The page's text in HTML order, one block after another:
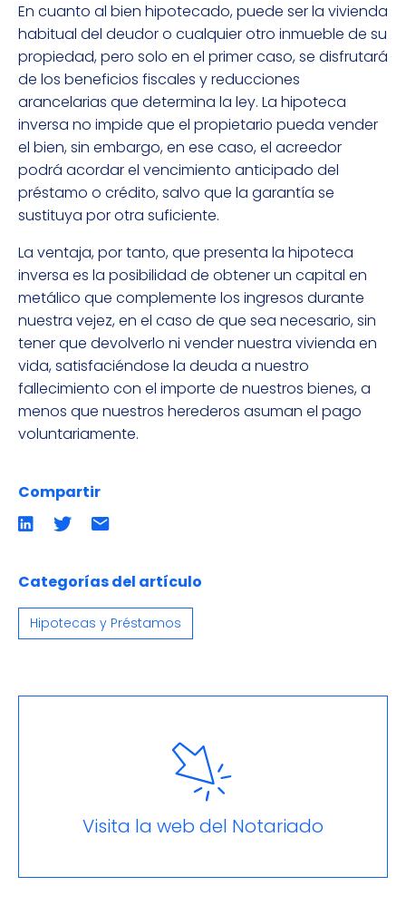
En cuanto al bien hipotecado, puede ser la vivienda
habitual del deudor o cualquier otro inmueble de su
propiedad, pero solo en el primer caso, se disfrutará
de los beneficios fiscales y reducciones
arancelarias que determina la ley. La hipoteca
inversa no impide que el propietario pueda vender
el bien, sin embargo, en ese caso, el acreedor
podrá acordar el vencimiento anticipado del
préstamo o crédito, salvo que la garantía se
sustituya por otra suficiente.
La ventaja, por tanto, que presenta la hipoteca
inversa es la posibilidad de obtener un capital en
metálico que complemente los ingresos durante
nuestra vejez, en el caso de que sea necesario, sin
tener que devolverlo ni vender nuestra vivienda en
vida, satisfaciéndose la deuda a nuestro
fallecimiento con el importe de nuestros bienes, a
menos que nuestros herederos asuman el pago
voluntariamente.
Compartir
Compartir
en
Compartir
en
Compartir
por
email
Categorías del artículo
Hipotecas y Préstamos
Visita la web del Notariado